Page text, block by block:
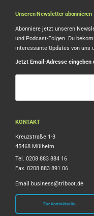
Unseren Newsletter abonnieren
Abonniere jetzt unseren
und Podcast-Folgen. Du
interessante Updates von uns
Jetzt Email-Adresse eingeben
KONTAKT
Kreuzstraße 1-3
45468 Mülheim
Tel. 0208 883 884 16
Fax. 0208 883 891 06
Email business@triboot.de
Zur Kontaktseite